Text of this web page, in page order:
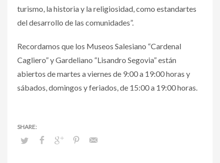
turismo, la historia y la religiosidad, como estandartes
del desarrollo de las comunidades”.
Recordamos que los Museos Salesiano “Cardenal
Cagliero” y Gardeliano “Lisandro Segovia” están
abiertos de martes a viernes de 9:00 a 19:00 horas y
sábados, domingos y feriados, de 15:00 a 19:00 horas.